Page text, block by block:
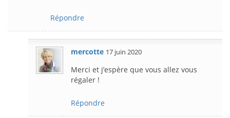
Répondre
mercotte 17 juin 2020
Merci et j’espère que vous allez vous
régaler !
Répondre